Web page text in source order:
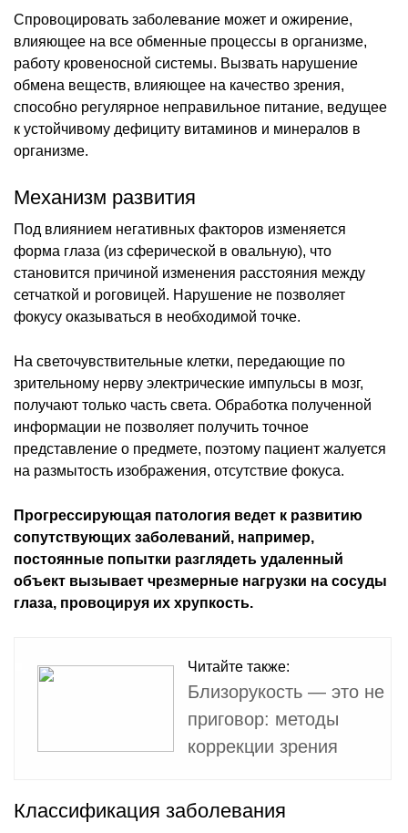
Спровоцировать заболевание может и ожирение,
влияющее на все обменные процессы в организме,
работу кровеносной системы. Вызвать нарушение
обмена веществ, влияющее на качество зрения,
способно регулярное неправильное питание, ведущее
к устойчивому дефициту витаминов и минералов в
организме.
Механизм развития
Под влиянием негативных факторов изменяется
форма глаза (из сферической в овальную), что
становится причиной изменения расстояния между
сетчаткой и роговицей. Нарушение не позволяет
фокусу оказываться в необходимой точке.
На светочувствительные клетки, передающие по
зрительному нерву электрические импульсы в мозг,
получают только часть света. Обработка полученной
информации не позволяет получить точное
представление о предмете, поэтому пациент жалуется
на размытость изображения, отсутствие фокуса.
Прогрессирующая патология ведет к развитию
сопутствующих заболеваний, например,
постоянные попытки разглядеть удаленный
объект вызывает чрезмерные нагрузки на сосуды
глаза, провоцируя их хрупкость.
Читайте также:
Близорукость — это не
приговор: методы
коррекции зрения
Классификация заболевания